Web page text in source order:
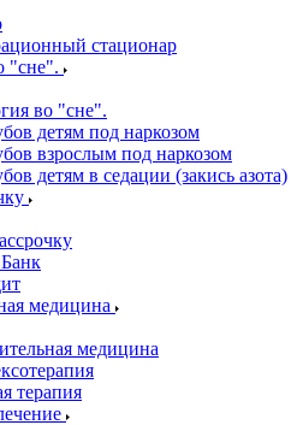
стационар
"сне".
во "сне".
детям под наркозом
взрослым под наркозом
детям в седации (закись азота)
медицина
медицина
терапия